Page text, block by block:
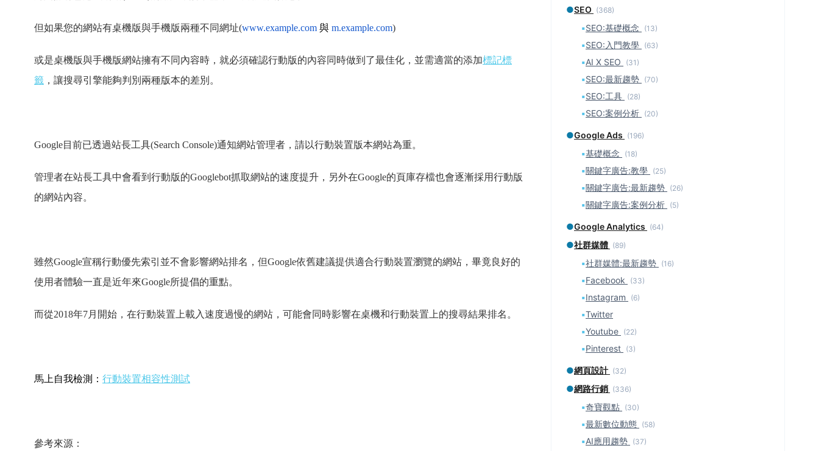
但如果您的網站有桌機版與手機版兩種不同網址(www.example.com 與 m.example.com)
或是桌機版與手機版網站擁有不同內容時，就必須確認行動版的內容同時做到了最佳化，並需適當的添加標記標
籤 ，讓搜尋引擎能夠判別兩種版本的差別。
Google目前已透過站長工具(Search Console)通知網站管理者，請以行動裝置版本網站為重。
管理者在站長工具中會看到行動版的Googlebot抓取網站的速度提升，另外在Google的頁庫存檔也會逐漸採用行動版
的網站內容。
雖然Google宣稱行動優先索引並不會影響網站排名，但Google依舊建議提供適合行動裝置瀏覽的網站，畢竟良好的
使用者體驗一直是近年來Google所提倡的重點。
而從2018年7月開始，在行動裝置上載入速度過慢的網站，可能會同時影響在桌機和行動裝置上的搜尋結果排名。
馬上自我檢測： 行動裝置相容性測試
參考來源：
●SEO (368)
▪SEO:基礎概念 (13)
▪SEO:入門教學 (63)
▪AI X SEO (31)
▪SEO:最新趨勢 (70)
▪SEO:工具 (28)
▪SEO:案例分析 (20)
●Google Ads (196)
▪基礎概念 (18)
▪關鍵字廣告:教學 (25)
▪關鍵字廣告:最新趨勢 (26)
▪關鍵字廣告:案例分析 (5)
●Google Analytics (64)
●社群媒體 (89)
▪社群媒體:最新趨勢 (16)
▪Facebook (33)
▪Instagram (6)
▪Twitter
▪Youtube (22)
▪Pinterest (3)
●網頁設計 (32)
●網路行銷 (336)
▪奇寶觀點 (30)
▪最新數位動態 (58)
▪AI應用趨勢 (37)